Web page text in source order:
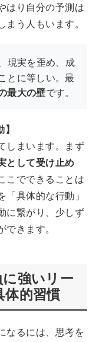
はり自分の予測は
う人もいます。
現実を歪め、成
とに等しい。最
最大の壁です。
しまいます。まず
として受け止め
こでできることは
具体的な行動」
に繋がり、少しず
できます。
強い リー
体的習慣
なるには、思考を